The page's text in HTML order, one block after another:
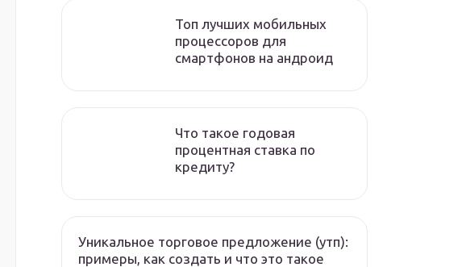
Топ лучших мобильных
процессоров для
смартфонов на андроид
Что такое годовая
процентная ставка по
кредиту?
Уникальное торговое предложение (утп):
примеры, как создать и что это такое